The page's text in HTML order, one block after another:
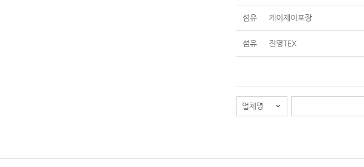
섬유 케이제이포장
섬유 진영TEX